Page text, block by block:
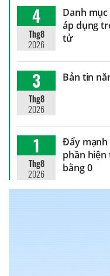
4
Thg8
2026
Danh
áp dụng
tử
3
Thg8
2026
Bản tin
1
Thg8
2026
Đẩy mạnh
phần
bằng 0